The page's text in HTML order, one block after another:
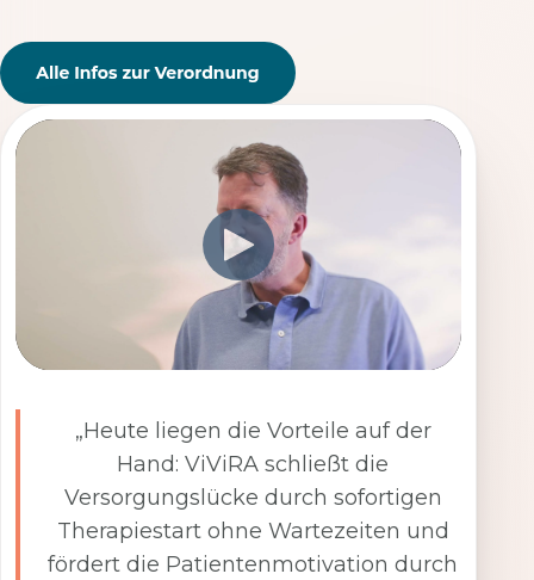
„Heute liegen die Vorteile auf der
Hand: ViViRA schließt die
Versorgungslücke durch sofortigen
Therapiestart ohne Wartezeiten und
fördert die Patientenmotivation durch